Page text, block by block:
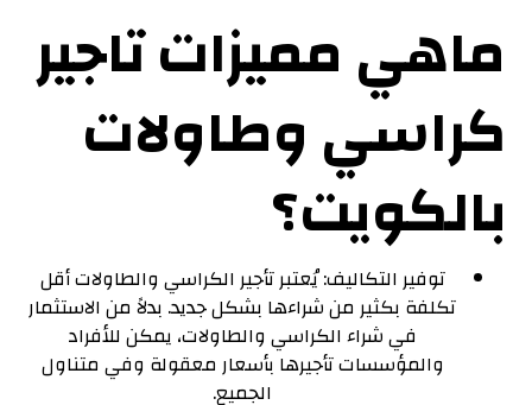
ماهي مميزات تاجير
كراسي وطاولات
بالكويت؟
توفير التكاليف: يُعتبر تأجير الكراسي والطاولات أقل
تكلفة بكثير من شراءها بشكل جديد. بدلاً من الاستثمار
في شراء الكراسي والطاولات، يمكن للأفراد
والمؤسسات تأجيرها بأسعار معقولة وفي متناول
الجميع.